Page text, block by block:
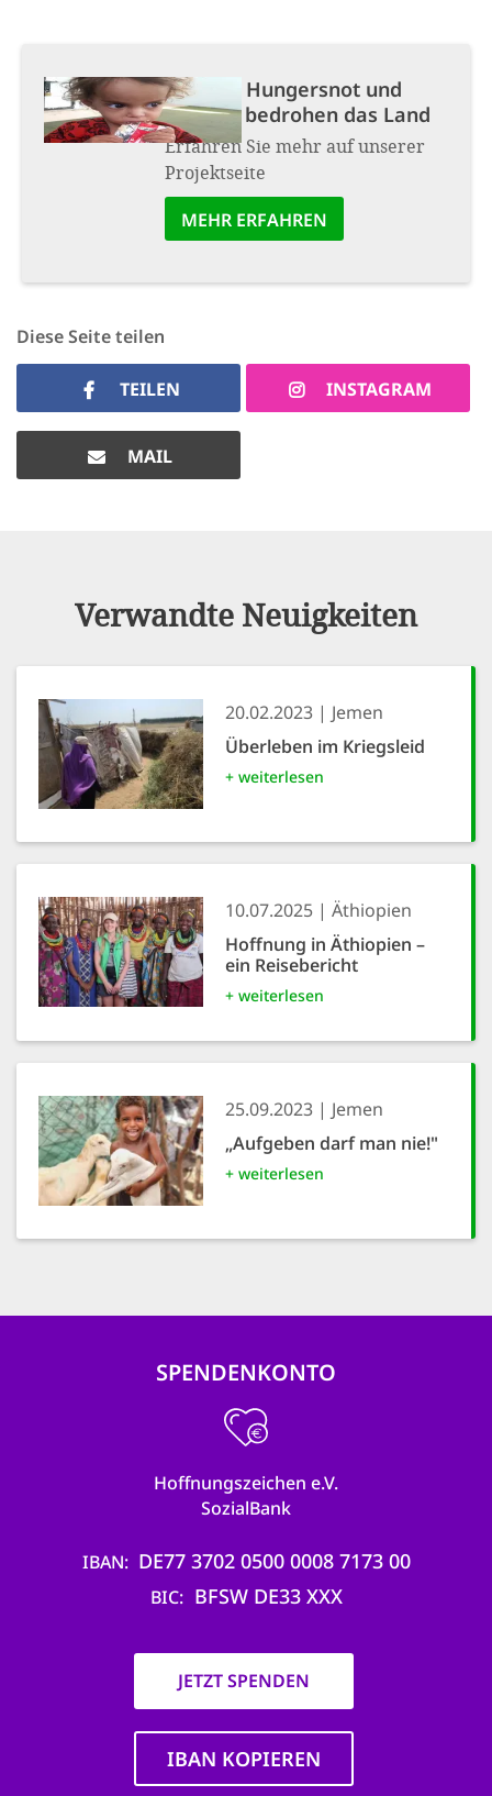
Projekt: Hungersnot und
Cholera bedrohen das Land
Erfahren Sie mehr auf unserer
Projektseite
MEHR ERFAHREN
Diese Seite teilen
TEILEN INSTAGRAM
MAIL
Verwandte Neuigkeiten
20.02.2023
Jemen
Überleben im Kriegsleid
+ weiterlesen
10.07.2025
Äthiopien
Hoffnung in Äthiopien –
ein Reisebericht
+ weiterlesen
25.09.2023
Jemen
„Aufgeben darf man nie!"
+ weiterlesen
SPENDENKONTO
Hoffnungszeichen e.V.
SozialBank
IBAN DE77 3702 0500 0008 7173 00
BIC BFSW DE33 XXX
JETZT SPENDEN
IBAN KOPIEREN